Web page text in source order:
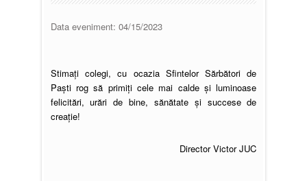
Data eveniment: 04/15/2023
Stimați colegi, cu ocazia Sfintelor Sărbători de
Paști rog să primiți cele mai calde și luminoase
felicitări, urări de bine, sănătate și succese de
creație!
Director Victor JUC